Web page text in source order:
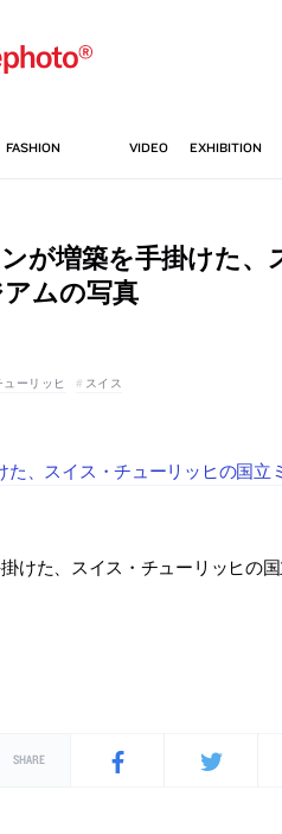
が増築を手掛けた、
ムの写真
ューリッヒ スイス
、スイス・チューリッヒの国立
けた、スイス・チューリッヒの
SHARE